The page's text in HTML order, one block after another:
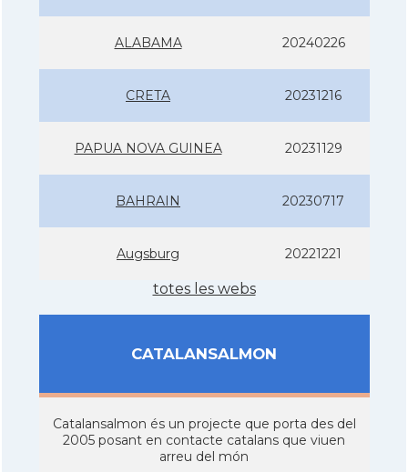
ALABAMA 20240226
CRETA 20231216
PAPUA NOVA GUINEA 20231129
BAHRAIN 20230717
Augsburg 20221221
totes les webs
CATALANSALMON
Catalansalmon és un projecte que porta des del
2005 posant en contacte catalans que viuen
arreu del món